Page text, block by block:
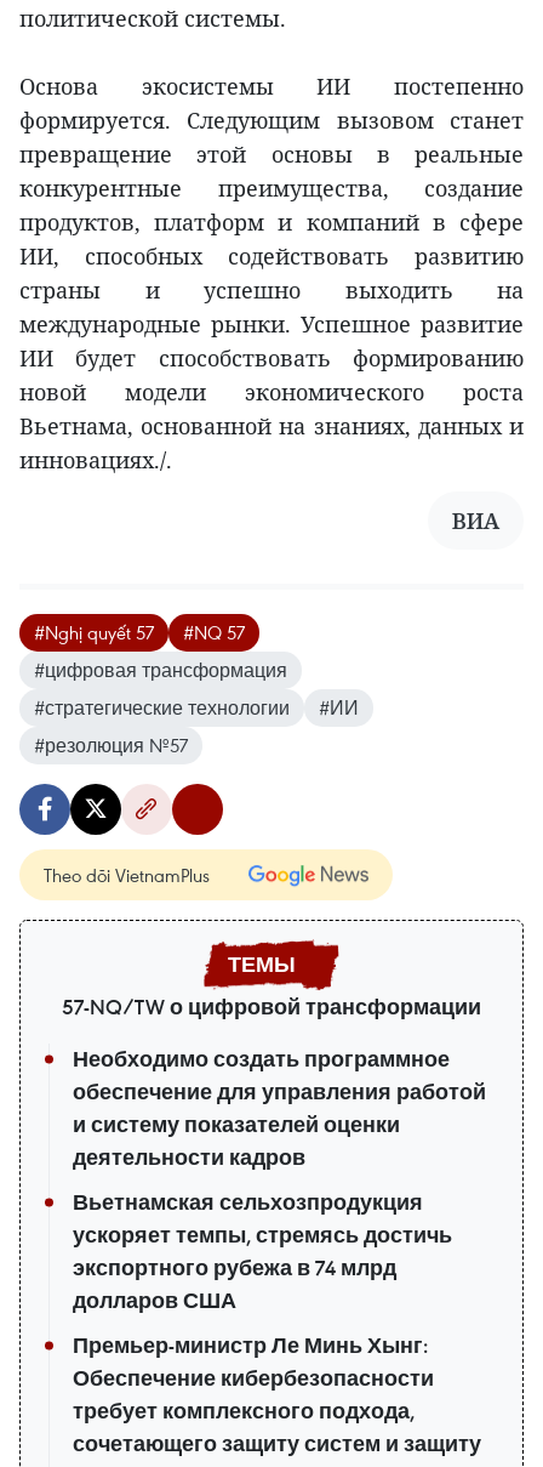
политической системы.
Основа экосистемы ИИ постепенно
формируется. Следующим вызовом станет
превращение этой основы в реальные
конкурентные преимущества, создание
продуктов, платформ и компаний в сфере
ИИ, способных содействовать развитию
страны и успешно выходить на
международные рынки. Успешное развитие
ИИ будет способствовать формированию
новой модели экономического роста
Вьетнама, основанной на знаниях, данных и
инновациях./.
ВИА
#Nghị quyết 57
#NQ 57
#цифровая трансформация
#стратегические технологии
#ИИ
#резолюция №57
Theo dõi VietnamPlus
57-NQ/TW о цифровой трансформации
Необходимо создать программное
обеспечение для управления работой
и систему показателей оценки
деятельности кадров
Вьетнамская сельхозпродукция
ускоряет темпы, стремясь достичь
экспортного рубежа в 74 млрд
долларов США
Премьер-министр Ле Минь Хынг:
Обеспечение кибербезопасности
требует комплексного подхода,
сочетающего защиту систем и защиту